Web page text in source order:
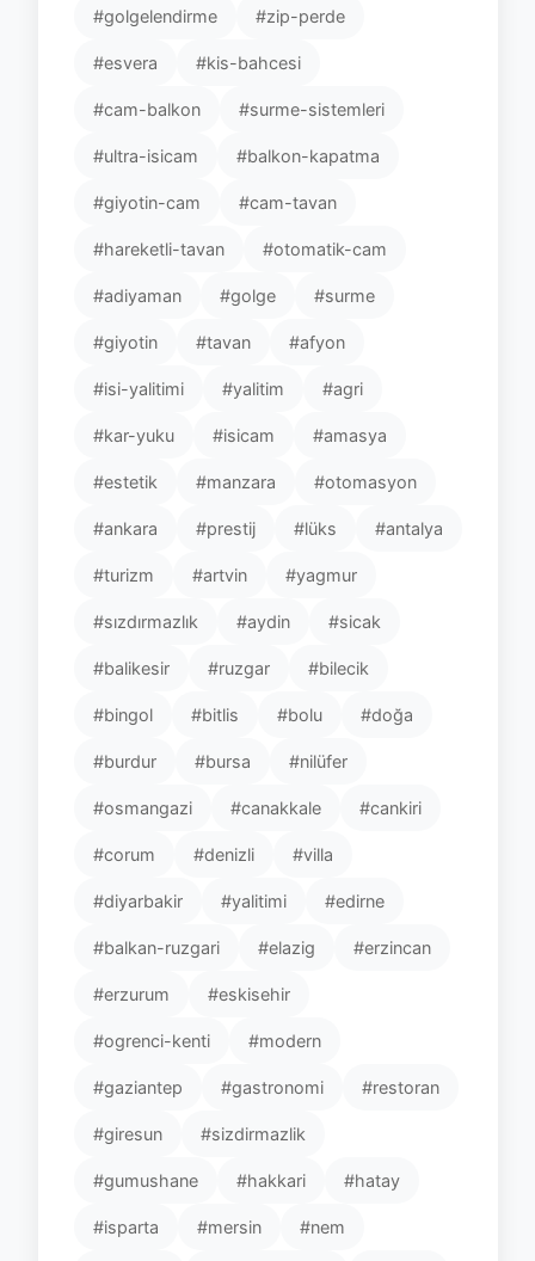
#golgelendirme #zip-perde
#esvera #kis-bahcesi
#cam-balkon #surme-sistemleri
#ultra-isicam #balkon-kapatma
#giyotin-cam #cam-tavan
#hareketli-tavan #otomatik-cam
#adiyaman #golge #surme
#giyotin #tavan #afyon
#isi-yalitimi #yalitim #agri
#kar-yuku #isicam #amasya
#estetik #manzara #otomasyon
#ankara #prestij #lüks #antalya
#turizm #artvin #yagmur
#sızdırmazlık #aydin #sicak
#balikesir #ruzgar #bilecik
#bingol #bitlis #bolu #doğa
#burdur #bursa #nilüfer
#osmangazi #canakkale #cankiri
#corum #denizli #villa
#diyarbakir #yalitimi #edirne
#balkan-ruzgari #elazig #erzincan
#erzurum #eskisehir
#ogrenci-kenti #modern
#gaziantep #gastronomi #restoran
#giresun #sizdirmazlik
#gumushane #hakkari #hatay
#isparta #mersin #nem